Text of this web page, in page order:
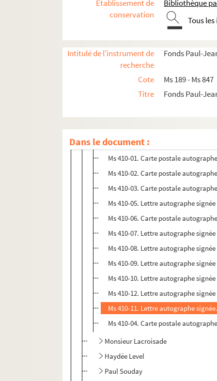
Etablissement de
conservation
Bibliothèque
Tous
Intitulé de l'instrument de
recherche
Fonds Paul-
Cote
Ms 189 - Ms 847
Titre
Fonds Paul-
Dans le document :
Correspondance
Lettres de Paul-Jean Toulet à divers
Léon Barthou
Jacques-Émile Blanche
Claude et Emma Debussy
Pierre Labrouche
Ms 410-01. Carte postale
Ms 410-02. Carte postale
Ms 410-03. Carte postale
Ms 410-05. Lettre autographe
Ms 410-06. Carte postale
Ms 410-07. Lettre autographe
Ms 410-08. Lettre autographe
Ms 410-09. Lettre autographe
Ms 410-10. Lettre autographe
Ms 410-12. Lettre autographe
Ms 410-11. Lettre autographe
Ms 410-04. Carte postale
Monsieur Lacroisade
Haydée Level
Paul Souday